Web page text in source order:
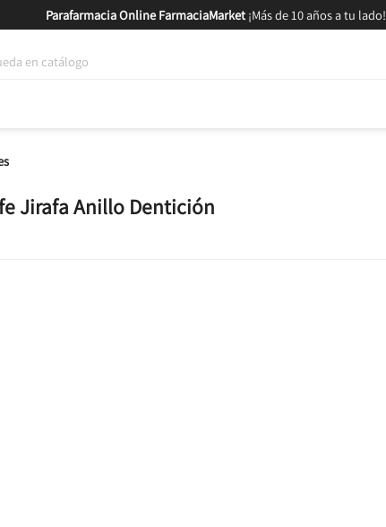
Parafarmacia Online FarmaciaMarket¡Más de 10 años a tu lado!
Jirafa Anillo Dentición